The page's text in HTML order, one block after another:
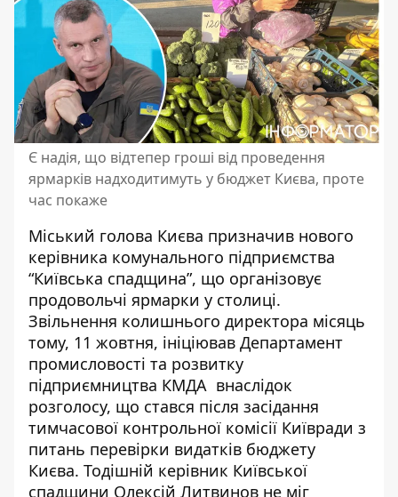
Є надія, що відтепер гроші від проведення
ярмарків надходитимуть у бюджет Києва, проте
час покаже
Міський голова Києва призначив нового
керівника комунального підприємства
“Київська спадщина”, що організовує
продовольчі ярмарки у столиці.
Звільнення колишнього директора місяць
тому, 11 жовтня, ініціював Департамент
промисловості та розвитку
підприємництва КМДА внаслідок
розголосу, що стався після засідання
тимчасової контрольної комісії Київради з
питань перевірки видатків бюджету
Києва. Тодішній керівник Київської
спадщини Олексій Литвинов не міг